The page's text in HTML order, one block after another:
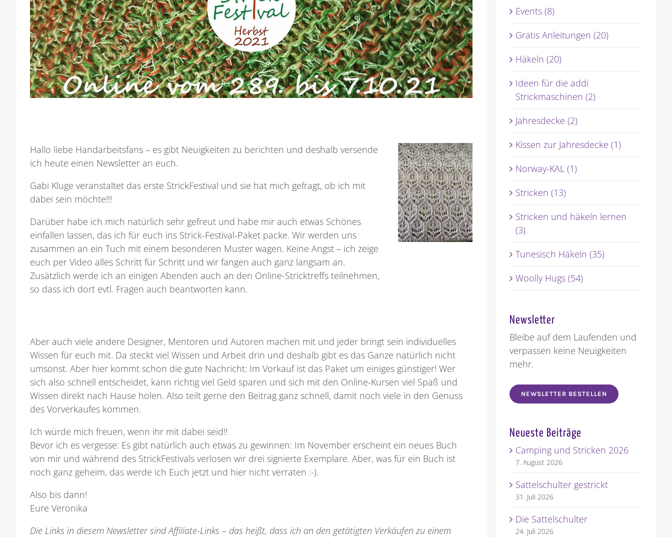
Hallo liebe Handarbeitsfans – es gibt Neuigkeiten zu berichten und deshalb versende
ich heute einen Newsletter an euch.
Gabi Kluge veranstaltet das erste StrickFestival und sie hat mich gefragt, ob ich mit
dabei sein möchte!!!
Darüber habe ich mich natürlich sehr gefreut und habe mir auch etwas Schönes
einfallen lassen, das ich für euch ins Strick-Festival-Paket packe. Wir werden uns
zusammen an ein Tuch mit einem besonderen Muster wagen. Keine Angst – ich zeige
euch per Video alles Schritt für Schritt und wir fangen auch ganz langsam an.
Zusätzlich werde ich an einigen Abenden auch an den Online-Stricktreffs teilnehmen,
so dass ich dort evtl. Fragen auch beantworten kann.
Aber auch viele andere Designer, Mentoren und Autoren machen mit und jeder bringt sein individuelles
Wissen für euch mit. Da steckt viel Wissen und Arbeit drin und deshalb gibt es das Ganze natürlich nicht
umsonst. Aber hier kommt schon die gute Nachricht: Im Vorkauf ist das Paket um einiges günstiger! Wer
sich also schnell entscheidet, kann richtig viel Geld sparen und sich mit den Online-Kursen viel Spaß und
Wissen direkt nach Hause holen. Also teilt gerne den Beitrag ganz schnell, damit noch viele in den Genuss
des Vorverkaufes kommen.
Ich würde mich freuen, wenn ihr mit dabei seid!!
Bevor ich es vergesse: Es gibt natürlich auch etwas zu gewinnen: Im November erscheint ein neues Buch
von mir und während des StrickFestivals verlosen wir drei signierte Exemplare. Aber, was für ein Buch ist
noch ganz geheim, das werde ich Euch jetzt und hier nicht verraten :-).
Also bis dann!
Eure Veronika
Die Links in diesem Newsletter sind Affiliate-Links – das heißt, dass ich an den getätigten Verkäufen zu einem
Events (8)
Gratis Anleitungen (20)
Häkeln (20)
Ideen für die addi
Strickmaschinen (2)
Jahresdecke (2)
Kissen zur Jahresdecke (1)
Norway-KAL (1)
Stricken (13)
Stricken und häkeln lernen
(3)
Tunesisch Häkeln (35)
Woolly Hugs (54)
Newsletter
Bleibe auf dem Laufenden und
verpassen keine Neuigkeiten
mehr.
NEWSLETTER BESTELLEN
Neueste Beiträge
Camping und Stricken 2026
7. August 2026
Sattelschulter gestrickt
31. Juli 2026
Die Sattelschulter
24. Juli 2026